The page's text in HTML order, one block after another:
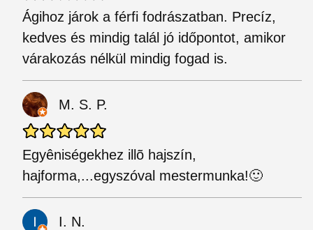
Ágihoz járok a férfi fodrászatban. Precíz,
kedves és mindig talál jó időpontot, amikor
várakozás nélkül mindig fogad is.
M. S. P.
Egyêniségekhez illõ hajszín,
hajforma,...egyszóval mestermunka!🙂
I. N.